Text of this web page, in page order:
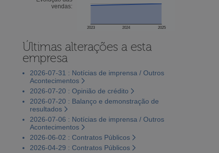
vendas:
2023 2024 2025
Últimas alterações a esta
empresa
2026-07-31 : Notícias de imprensa / Outros
Acontecimentos
2026-07-20 : Opinião de crédito
2026-07-20 : Balanço e demonstração de
resultados
2026-07-06 : Notícias de imprensa / Outros
Acontecimentos
2026-06-02 : Contratos Públicos
2026-04-29 : Contratos Públicos